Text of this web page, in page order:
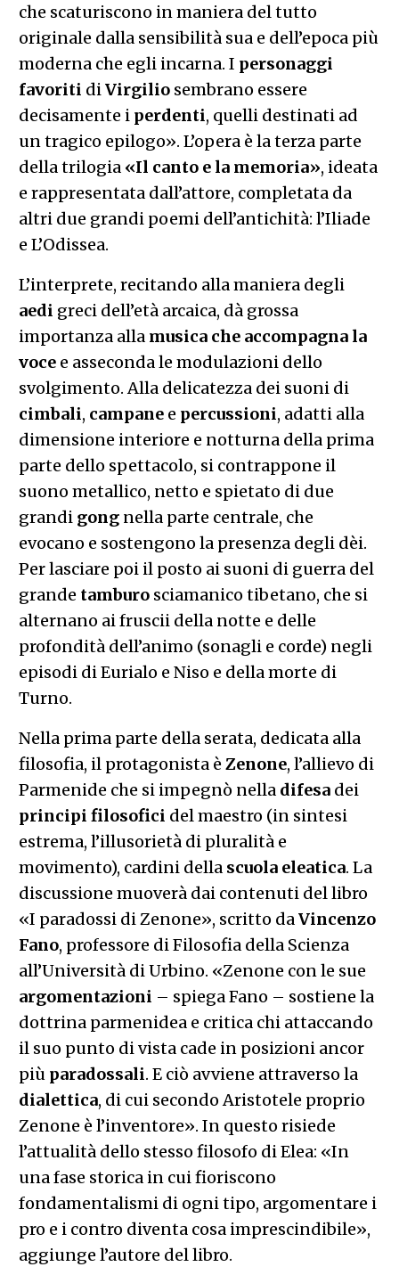
che scaturiscono in maniera del tutto
originale dalla sensibilità sua e dell’epoca più
moderna che egli incarna. I personaggi
favoriti diVirgiliosembrano essere
decisamente i perdenti, quelli destinati ad
un tragico epilogo». L’opera è la terza parte
della trilogia «Il canto e la memoria», ideata
e rappresentata dall’attore, completata da
altri due grandi poemi dell’antichità: l’Iliade
e L’Odissea.
L’interprete, recitando alla maniera degli
aedi greci dell’età arcaica, dà grossa
importanza alla musica che accompagna la
vocee asseconda le modulazioni dello
svolgimento. Alla delicatezza dei suoni di
cimbali, campanee percussioni, adatti alla
dimensione interiore e notturna della prima
parte dello spettacolo, si contrappone il
suono metallico, netto e spietato di due
grandi gongnella parte centrale, che
evocano e sostengono la presenza degli dèi.
Per lasciare poi il posto ai suoni di guerra del
grande tamburosciamanico tibetano, che si
alternano ai fruscii della notte e delle
profondità dell’animo (sonagli e corde) negli
episodi di Eurialo e Niso e della morte di
Turno.
Nella prima parte della serata, dedicata alla
filosofia, il protagonista è Zenone, l’allievo di
Parmenide che si impegnò nella difesadei
principi filosofici del maestro (in sintesi
estrema, l’illusorietà di pluralità e
movimento), cardini della scuola eleatica. La
discussione muoverà dai contenuti del libro
«I paradossi di Zenone», scritto daVincenzo
Fano, professore di Filosofia della Scienza
all’Università di Urbino. «Zenone con le sue
argomentazioni – spiega Fano – sostiene la
dottrina parmenidea e critica chi attaccando
il suo punto di vista cade in posizioni ancor
più paradossali. E ciò avviene attraverso la
dialettica, di cui secondo Aristotele proprio
Zenone è l’inventore». In questo risiede
l’attualità dello stesso filosofo di Elea: «In
una fase storica in cui fioriscono
fondamentalismi di ogni tipo, argomentare i
pro e i contro diventa cosa imprescindibile»,
aggiunge l’autore del libro.